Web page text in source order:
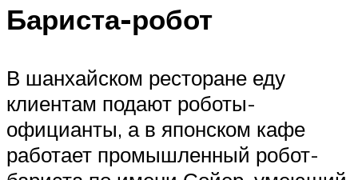
Бариста-робот
В шанхайском ресторане еду
клиентам подают роботы-
официанты, а в японском кафе
работает промышленный робот-